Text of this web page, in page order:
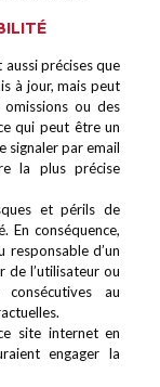
précises que
à jour, mais peut
ou des
qui peut être un
signaler par email
la plus précise
et périls de
En conséquence,
responsable d’un
de l’utilisateur ou
au
site internet en
engager la